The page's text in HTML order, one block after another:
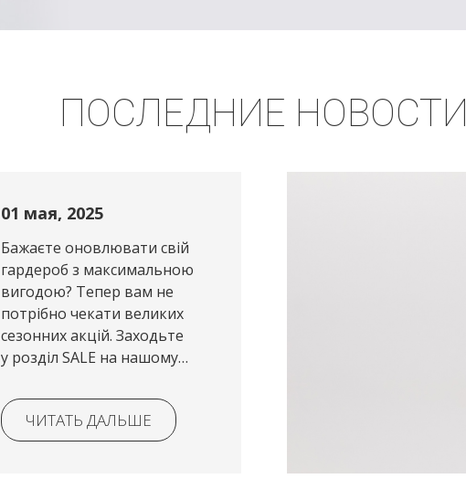
ПОСЛЕДНИЕ НОВОСТИ
01 мая, 2025
Бажаєте оновлювати свій
гардероб з максимальною
вигодою? Тепер вам не
потрібно чекати великих
сезонних акцій. Заходьте
у розділ SALE на нашому
товари для себе і своїх
близьких зі знижкою від...
ЧИТАТЬ ДАЛЬШЕ